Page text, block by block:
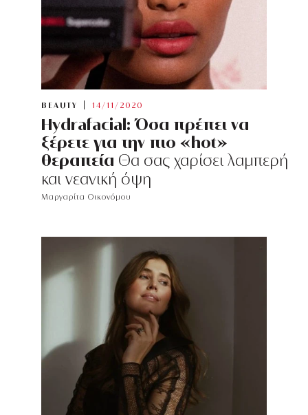
BEAUTY 14/11/2020
Hydrafacial: Όσα πρέπει να
ξέρετε για την πιο «hot»
θεραπεία Θα σας χαρίσει λαμπερή
και νεανική όψη
Μαργαρίτα Οικονόμου